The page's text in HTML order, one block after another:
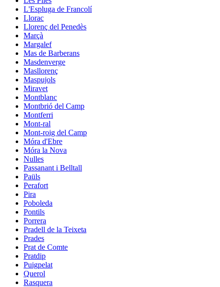
L'Espluga de Francolí
Llorac
Llorenç del Penedès
Marçà
Margalef
Mas de Barberans
Masdenverge
Masllorenç
Maspujols
Miravet
Montblanc
Montbrió del Camp
Montferri
Mont-ral
Mont-roig del Camp
Móra d'Ebre
Móra la Nova
Nulles
Passanant i Belltall
Paüls
Perafort
Pira
Poboleda
Pontils
Porrera
Pradell de la Teixeta
Prades
Prat de Comte
Pratdip
Puigpelat
Querol
Rasquera